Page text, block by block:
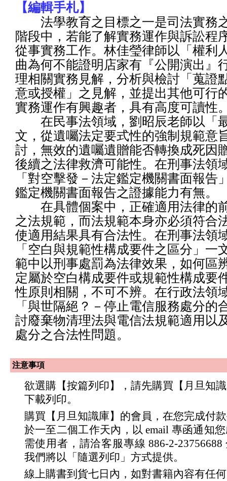
【編輯手札】
法學教育之目標之一是司法實務
階段中，若能了解實務運作與訴訟程
從事實務工作。林佳瑩律師以「權利
曲為何不能證明店家有『公開演出』
理相關實務見解，分析與檢討「蒐證
意或授權」之見解，並提出其他可行
實務運作有興趣者，具有高度可讀性
在民事法領域，劉昭辰老師以「
文，從遺囑法定要式性的強制規範意
討，無效的遺囑遺贈能否轉換成死因
後續之法律救濟可能性。在刑事法領
「對空擊發－法定鑑定機關書面報告
鑑定機關書面報告之證據能力有無。
在具體個案中，正確適用法律的
之法規範，而法規範本身亦必須符合
使適用結果具有合法性。在刑事法領
「空白與規範性構成要件之區分」一
範中以刑事處罰為法律效果，如何區
定屬於空白構成要件或規範性構成要
性原則相關，不可不辨。在行政法領
「與世隔絕？－停止電信服務處分的
討廢棄物清理法與電信法規範適用以
處分之合法性問題。
注意事項
欲選購【按篇列印】，請先購買【月旦知
下載列印。
購買【月旦知識庫】的會員，在您完成付
於一至二個工作天內，以 email 專函通知
需使用者，請洽客服專線 886-2-23756688
我們將以「隨選列印」方式提供。
線上購書到貨七日內，如對書籍內容有任